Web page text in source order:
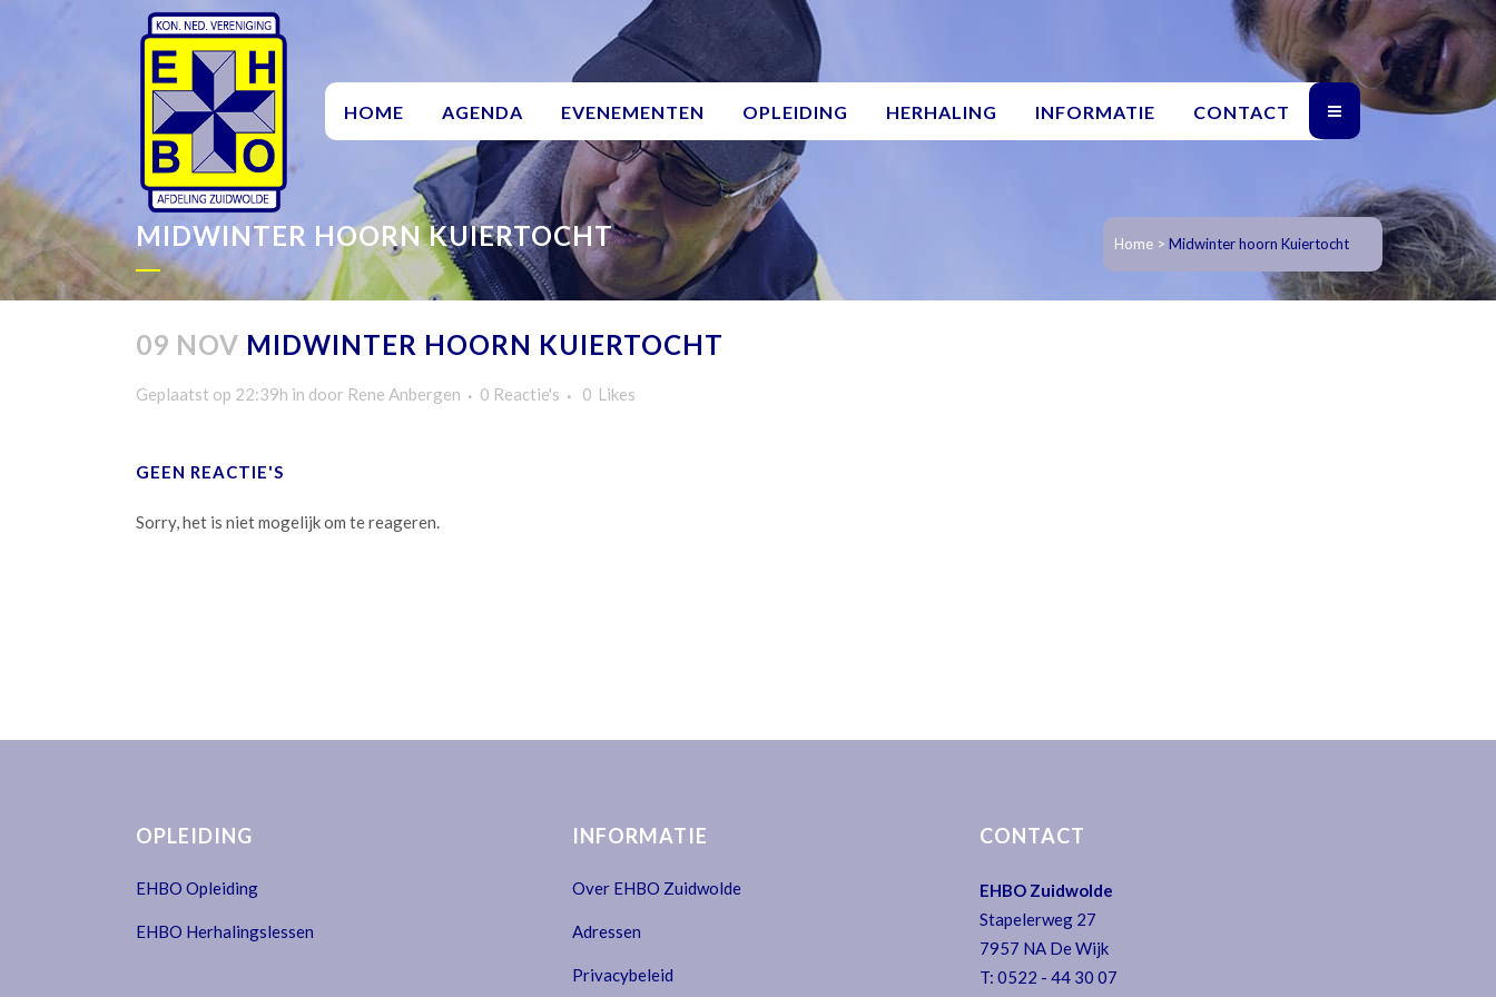
HOME AGENDA EVENEMENTEN OPLEIDING HERHALING INFORMATIE CONTACT
MIDWINTER HOORN KUIERTOCHT Home > Midwinter hoorn Kuiertocht
09 NOV MIDWINTER HOORN KUIERTOCHT
Geplaatst op 22:39h in door Rene Anbergen 0 Reactie's 0 Likes
GEEN REACTIE'S
Sorry, het is niet mogelijk om te reageren.
OPLEIDING
EHBO Opleiding
EHBO Herhalingslessen
INFORMATIE
Over EHBO Zuidwolde
Adressen
Privacybeleid
CONTACT
EHBO Zuidwolde
Stapelerweg 27
7957 NA De Wijk
T:0522 - 44 30 07